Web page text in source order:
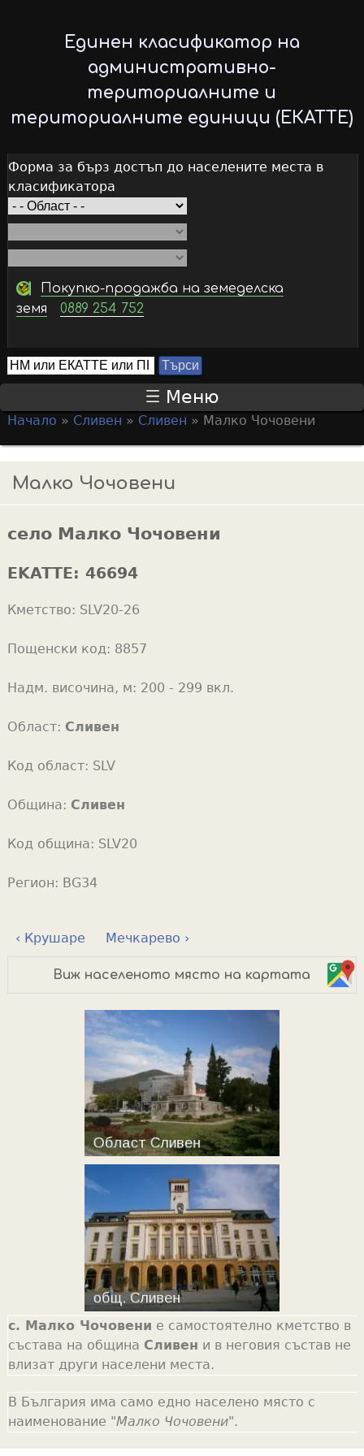
to
main
content
Единен класификатор на
административно-
териториалните и
териториалните единици (ЕКАТТЕ)
Форма за бърз достъп до населените места в
класификатора
Покупко-продажба на земеделска
земя
0889 254 752
S
e
r
c
h
f
r
m
Т
ъ
с
и
Меню
o
u
r
e
e
Начало » Сливен » Сливен » Малко Чочовени
Малко Чочовени
село Малко Чочовени
EKATTE: 46694
Кметство: SLV20-26
Пощенски код: 8857
Надм. височина, м: 200 - 299 вкл.
Област: Сливен
Код област: SLV
Община: Сливен
Код община: SLV20
Регион: BG34
‹ Крушаре Мечкарево ›
Виж населеното място на картата
с. Малко Чочовени е самостоятелно кметство в
състава на община Сливен и в неговия състав не
влизат други населени места.
В България има само едно населено място с
наименование "Малко Чочовени".